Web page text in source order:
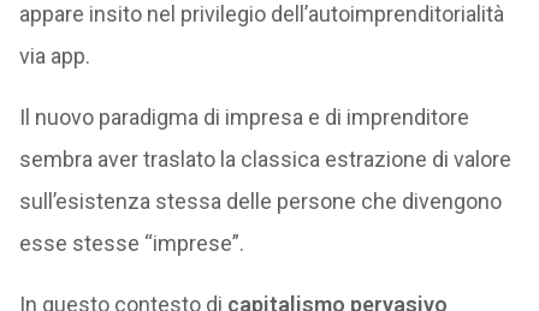
appare insito nel privilegio dell’autoimprenditorialità
via app.
Il nuovo paradigma di impresa e di imprenditore
sembra aver traslato la classica estrazione di valore
sull’esistenza stessa delle persone che divengono
esse stesse “imprese”.
In questo contesto di capitalismo pervasivo